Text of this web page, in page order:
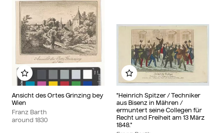
Ansicht des Ortes Grinzing bey
Wien
Franz Barth
around 1830
Add to my album
"Heinrich Spitzer / Techniker
aus Bisenz in Mähren /
ermuntert seine Collegen für
Recht und Freiheit am 13 März
1848."
Add to my album